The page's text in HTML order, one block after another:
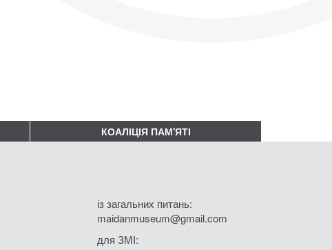
КОАЛІЦІЯ ПАМ'ЯТІ
із загальних питань:
maidanmuseum@gmail.com
для ЗМІ: